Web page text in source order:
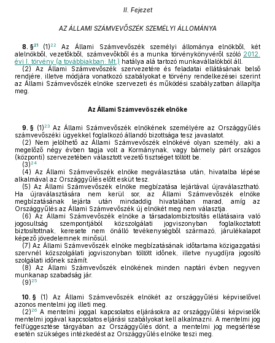
II. Fejezet
AZ ÁLLAMI SZÁMVEVŐSZÉK SZEMÉLYI ÁLLOMÁNYA
8. §21 (1)22
Az Állami Számvevőszék személyi állománya elnökből, két
alelnökből, vezetőkből, számvevőkből és a munka törvénykönyvéről szóló 2012.
évi I. törvény (a továbbiakban: Mt.) hatálya alá tartozó munkavállalókból áll.
(2) Az Állami Számvevőszék szervezetére és feladatai ellátásának belső
rendjére, illetve módjára vonatkozó szabályokat e törvény rendelkezései szerint
az Állami Számvevőszék elnöke szervezeti és működési szabályzatban állapítja
meg.
Az Állami Számvevőszék elnöke
9. § (1)23 Az Állami Számvevőszék elnökének személyére az Országgyűlés
számvevőszéki ügyekkel foglalkozó állandó bizottsága tesz javaslatot.
(2) Nem jelölhető az Állami Számvevőszék elnökévé olyan személy, aki a
megelőző négy évben tagja volt a Kormánynak, vagy bármely párt országos
(központi) szervezetében választott vezető tisztséget töltött be.
(3)24
(4) Az Állami Számvevőszék elnöke megválasztása után, hivatalba lépése
alkalmával az Országgyűlés előtt esküt tesz.
(5) Az Állami Számvevőszék elnöke megbízatása lejártával újraválasztható.
Ha újraválasztására nem kerül sor, az Állami Számvevőszék elnöke
megbízatásának lejárta után mindaddig hivatalában marad, amíg az
Országgyűlés az Állami Számvevőszék új elnökét meg nem választja.
(6) Az Állami Számvevőszék elnöke a társadalombiztosítás ellátásaira való
jogosultság szempontjából közszolgálati jogviszonyban foglalkoztatott
biztosítottnak, keresete nem önálló tevékenységből származó, járulékalapot
képező jövedelemnek minősül.
(7) Az Állami Számvevőszék elnöke megbízatásának időtartama közigazgatási
szervnél közszolgálati jogviszonyban töltött időnek, illetve nyugdíjra jogosító
szolgálati időnek számít.
(8) Az Állami Számvevőszék elnökének minden naptári évben negyven
munkanap szabadság jár.
(9)25
10. § (1)
Az Állami Számvevőszék elnökét az országgyűlési képviselővel
azonos mentelmi jog illeti meg.
(2)26 A mentelmi joggal kapcsolatos eljárásokra az országgyűlési képviselők
mentelmi jogával kapcsolatos eljárási szabályokat kell alkalmazni. A mentelmi jog
felfüggesztése tárgyában az Országgyűlés dönt, a mentelmi jog megsértése
esetén szükséges intézkedést az Országgyűlés elnöke teszi meg.